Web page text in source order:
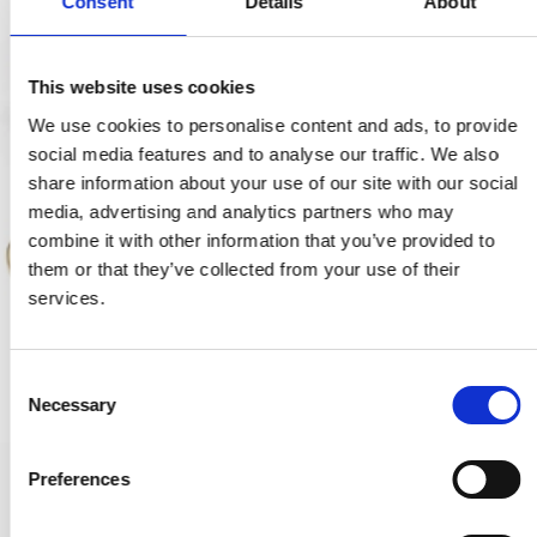
This website uses cookies
We use cookies to personalise content and ads, to provide
social media features and to analyse our traffic. We also
share information about your use of our site with our social
media, advertising and analytics partners who may
combine it with other information that you’ve provided to
them or that they’ve collected from your use of their
services.
Necessary
Preferences
Dörrhandtag - Mässing utan lack - Modell TORPEDO Small